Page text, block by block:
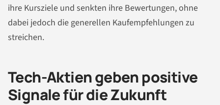
ihre Kursziele und senkten ihre Bewertungen, ohne
dabei jedoch die generellen Kaufempfehlungen zu
streichen.
Tech-Aktien geben positive
Signale für die Zukunft